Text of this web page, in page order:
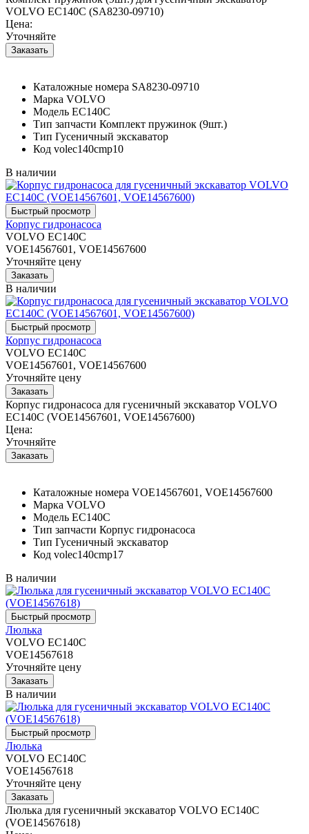
VOLVO EC140C (SA8230-09710)
Цена:
Уточняйте
Каталожные номера SA8230-09710
Марка VOLVO
Модель EC140C
Тип запчасти Комплект пружинок (9шт.)
Тип Гусеничный экскаватор
Код volec140cmp10
В наличии
Корпус гидронасоса
VOLVO EC140C
VOE14567601, VOE14567600
Уточняйте цену
В наличии
Корпус гидронасоса
VOLVO EC140C
VOE14567601, VOE14567600
Уточняйте цену
Корпус гидронасоса для гусеничный экскаватор VOLVO
EC140C (VOE14567601, VOE14567600)
Цена:
Уточняйте
Каталожные номера VOE14567601, VOE14567600
Марка VOLVO
Модель EC140C
Тип запчасти Корпус гидронасоса
Тип Гусеничный экскаватор
Код volec140cmp17
В наличии
Люлька
VOLVO EC140C
VOE14567618
Уточняйте цену
В наличии
Люлька
VOLVO EC140C
VOE14567618
Уточняйте цену
Люлька для гусеничный экскаватор VOLVO EC140C
(VOE14567618)